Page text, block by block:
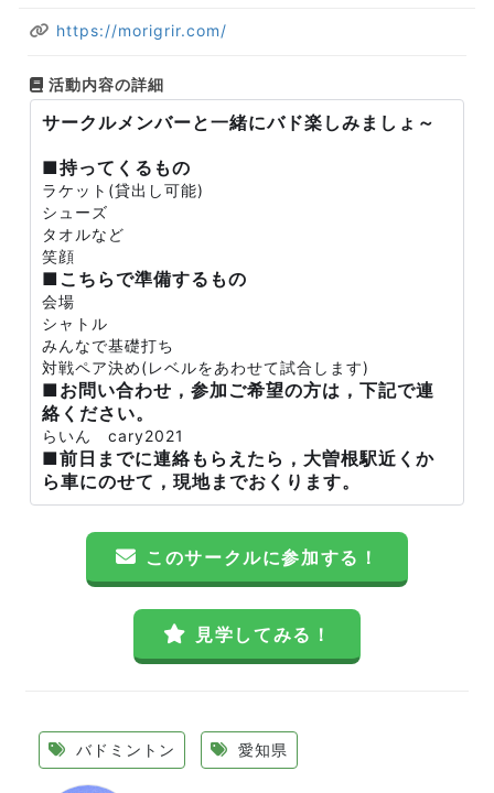
https://morigrir.com/
活動内容の詳細
サークルメンバーと一緒にバド楽しみましょ～
■持ってくるもの
ラケット(貸出し可能)
シューズ
タオルなど
笑顔
■こちらで準備するもの
会場
シャトル
みんなで基礎打ち
対戦ペア決め(レベルをあわせて試合します)
■お問い合わせ，参加ご希望の方は，下記で連
絡ください。
らいん cary2021
■前日までに連絡もらえたら，大曽根駅近くか
ら車にのせて，現地までおくります。
このサークルに参加する！
見学してみる！
バドミントン 愛知県